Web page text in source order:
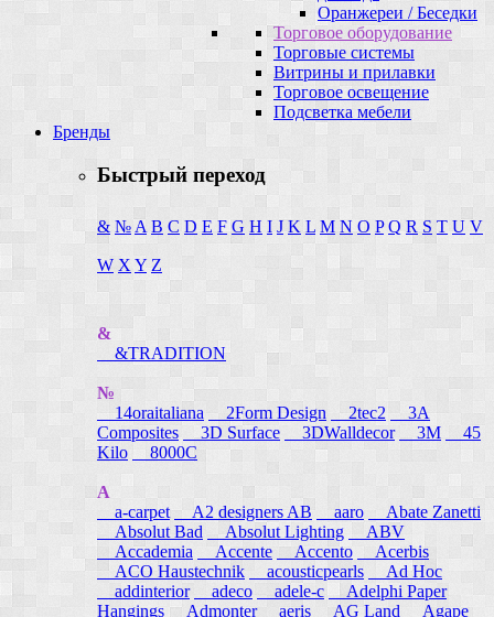
Оранжереи / Беседки
Торговое оборудование
Торговые системы
Витрины и прилавки
Торговое освещение
Подсветка мебели
Бренды
Быстрый переход
& № A B C D E F G H I J K L M N O P Q R S T U V
W X Y Z
&
&TRADITION
№
14oraitaliana
2Form Design 2tec2
3A
Composites
3D Surface 3DWalldecor 3M
45
Kilo
8000C
A
a-carpet
A2 designers AB aaro
Abate Zanetti
Absolut Bad
Absolut Lighting
ABV
Accademia
Accente Accento
Acerbis
ACO Haustechnik
acousticpearls
Ad Hoc
addinterior
adeco adele-c
Adelphi Paper
Hangings Admonter aeris AG Land Agape